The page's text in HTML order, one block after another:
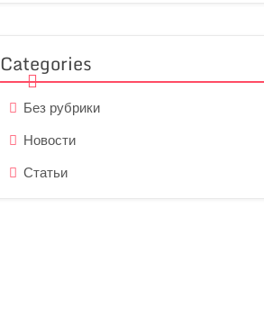
Categories
Без рубрики
Новости
Статьи